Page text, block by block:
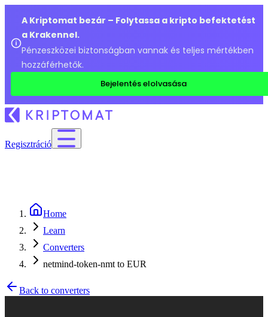
A Kriptomat bezár – Folytassa a kripto befektetést
a Krakennel.
Pénzeszközei biztonságban vannak és teljes mértékben
hozzáférhetők.
Bejelentés elolvasása
Regisztráció
Home
Learn
Converters
netmind-token-nmt to EUR
Back to converters